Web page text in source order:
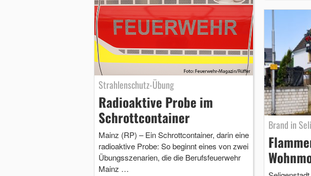
Strahlenschutz-Übung
Radioaktive Probe im
Schrottcontainer
Mainz (RP) – Ein Schrottcontainer, darin eine
radioaktive Probe: So beginnt eines von zwei
Übungsszenarien, die die Berufsfeuerwehr
Mainz …
Brand in